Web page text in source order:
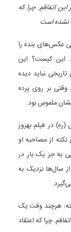
است منتظر این اتفاقم. چرا که
نشده است
چند جلسه ۵ ساعته وقتی عکس‌های بنده را
این کیست؟ این
نباید دیده
بر روی پرده
ملموس بود.
خمینی (ره) در فیلم بهروز
از مصاحبه او
به جز یک بار در
سال‌ها نزدیک به
هرچند وقت یک
این اتفاقم. چرا که اعتقاد